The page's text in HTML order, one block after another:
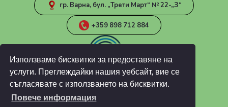
Използваме бисквитки за предоставяне на
услуги. Преглеждайки нашия уебсайт, вие се
съгласявате с използването на бисквитки.
Повече информация
гр. Варна, бул. „Трети Март“ № 22-„З“
+359 898 712 884
ИНФОРМАЦИЯ